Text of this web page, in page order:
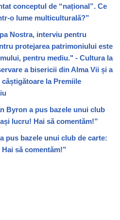
conceptul de “național”. Ce
o lume multiculturală?”
Nostra, interviu pentru
protejarea patrimoniului este
pentru mediu." - Cultura la
a bisericii din Alma Vii și a
la Premiile
Byron a pus bazele unui club
lucru! Hai să comentăm!”
pus bazele unui club de carte:
să comentăm!”